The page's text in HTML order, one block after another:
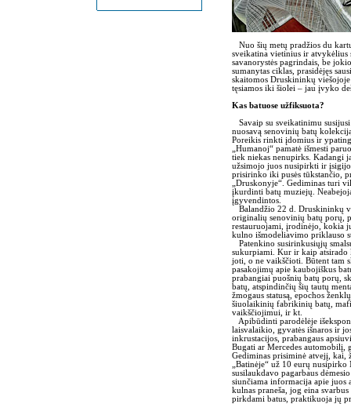
Nuo šių metų pradžios du
sveikatina vietinius ir atvykėlius
savanorystės pagrindais, be
sumanytas ciklas, prasidėjęs
skaitomos Druskininkų
tęsiamos iki šiolei – jau įvyko
Kas batuose užfiksuota?
Savaip su sveikatinimu
nuosavą senovinių batų
Poreikis rinkti įdomius ir
„Humanoj“ pamatė išmesti
tiek niekas nenupirks. Kadangi
užsimojo juos nusipirkti ir
prisirinko iki pusės tūkstančio,
„Druskonyje“. Gediminas turi
įkurdinti batų muziejų.
įgyvendintos.
Balandžio 22 d. Druskininkų
originalių senovinių batų porų,
restauruojami, įrodinėjo, kokia
kulno išmodeliavimo priklauso
Patenkino susirinkusiųjų
sukurpiami. Kur ir kaip atsirado
joti, o ne vaikščioti. Būtent tam
pasakojimų apie kaubojiškus
prabangiai puošnių batų porų,
batų, atspindinčių šių tautų
žmogaus statusą, epochos
šiuolaikinių fabrikinių batų,
vaikščiojimui, ir kt.
Apibūdinti parodėlėje
laisvalaikio, gyvatės išnaros ir
inkrustacijos, prabangaus
Bugati ar Mercedes
Gediminas prisiminė atvejį, kai,
„Batinėje“ už 10 eurų
susilaukdavo pagarbaus
siunčiama informacija apie juos
kulnas praneša, jog eina
pirkdami batus, praktikuoja jų